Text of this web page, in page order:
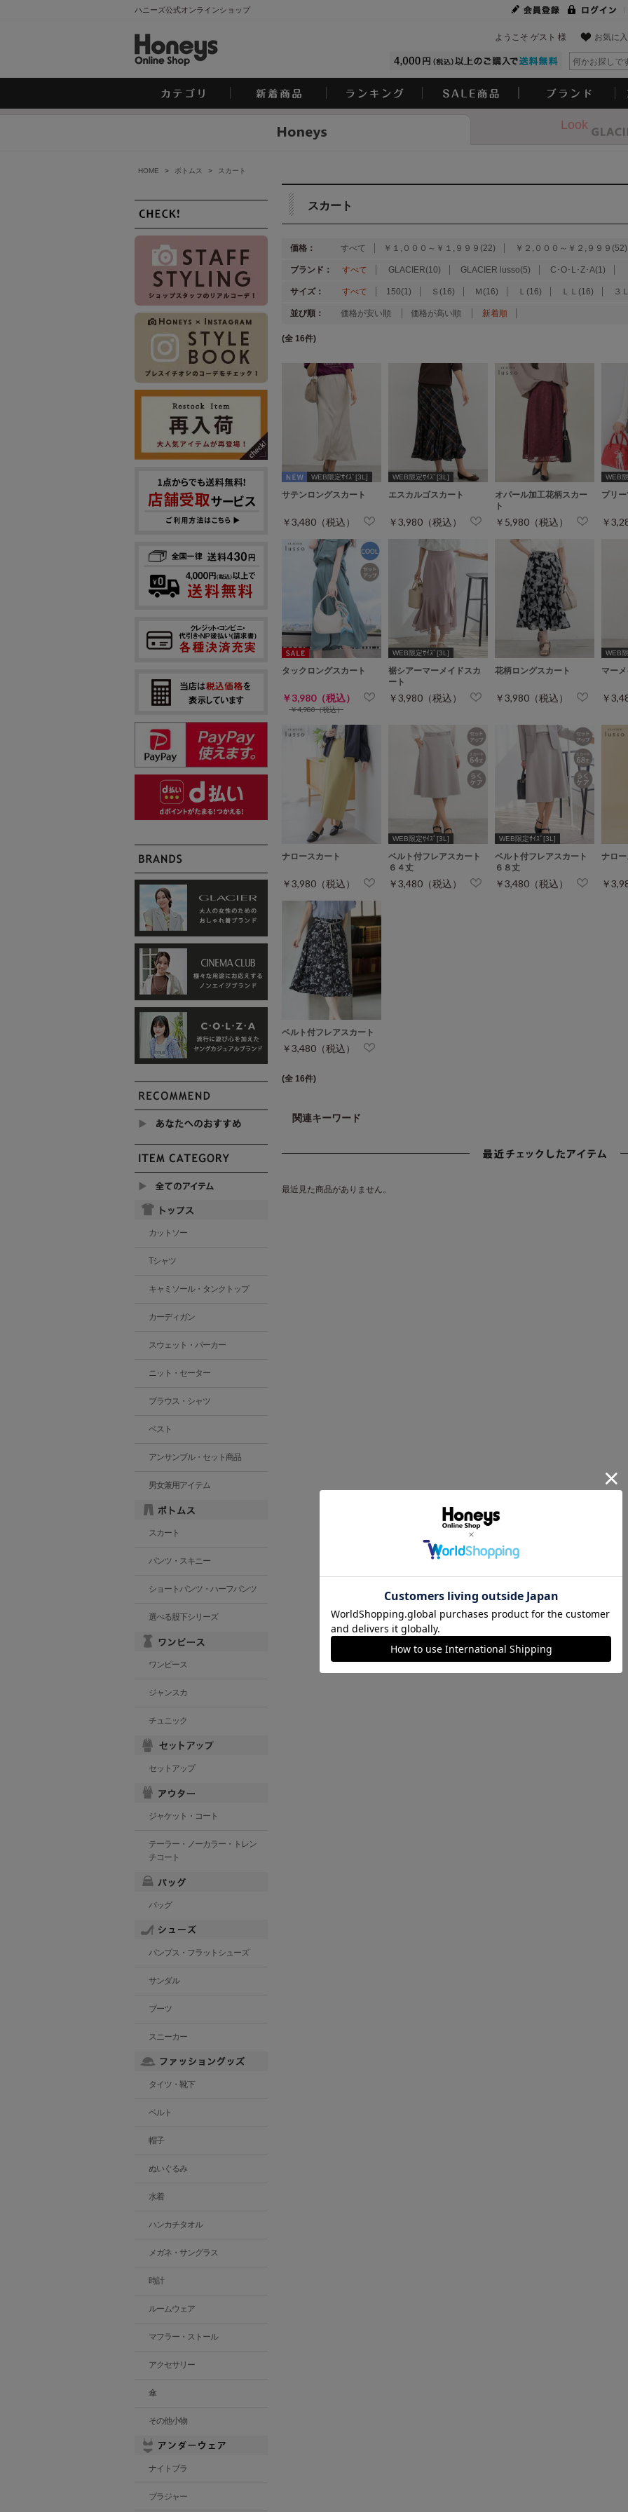
ハニーズ公式オンラインショップ
お気に入
ようこそ ゲスト 様
Look
HOME > ボトムス > スカート
スカート
価格： すべて ￥１,０００～￥１,９９９(22) ￥２,０００～￥２,９９９(52)
ブランド： すべて GLACIER(10) GLACIER lusso(5) C･O･L･Z･A(1)
サイズ： すべて 150(1) Ｓ(16) Ｍ(16) Ｌ(16) ＬＬ(16) ３
並び順： 価格が安い順 価格が高い順 新着順
(全 16件)
WEB限定ｻｲｽﾞ[3L]
サテンロングスカート
￥3,480（税込）
WEB限定ｻｲｽﾞ[3L]
エスカルゴスカート
￥3,980（税込）
オパール加工花柄スカー
ト
￥5,980（税込）
WEB
プリ
￥
タックロングスカート
￥3,980（税込）
￥4,980（税込）
WEB限定ｻｲｽﾞ[3L]
裾シアーマーメイドスカ
ート
￥3,980（税込）
花柄ロングスカート
￥3,980（税込）
WEB
マー
￥
ナロースカート
￥3,980（税込）
WEB限定ｻｲｽﾞ[3L]
ベルト付フレアスカート
６４丈
￥3,480（税込）
WEB限定ｻｲｽﾞ[3L]
ベルト付フレアスカート
６８丈
￥3,480（税込）
ナロー
￥
ベルト付フレアスカート
￥3,480（税込）
(全 16件)
関連キーワード
最近見た商品がありません。
カットソー
Tシャツ
キャミソール・タンクトップ
カーディガン
スウェット・パーカー
ニット・セーター
ブラウス・シャツ
ベスト
アンサンブル・セット商品
男女兼用アイテム
スカート
パンツ・スキニー
ショートパンツ・ハーフパンツ
選べる股下シリーズ
ワンピース
ジャンスカ
チュニック
セットアップ
ジャケット・コート
テーラー・ノーカラー・トレン
チコート
バッグ
パンプス・フラットシューズ
サンダル
ブーツ
スニーカー
タイツ・靴下
ベルト
帽子
ぬいぐるみ
水着
ハンカチタオル
メガネ・サングラス
時計
ルームウェア
マフラー・ストール
アクセサリー
傘
その他小物
ナイトブラ
ブラジャー